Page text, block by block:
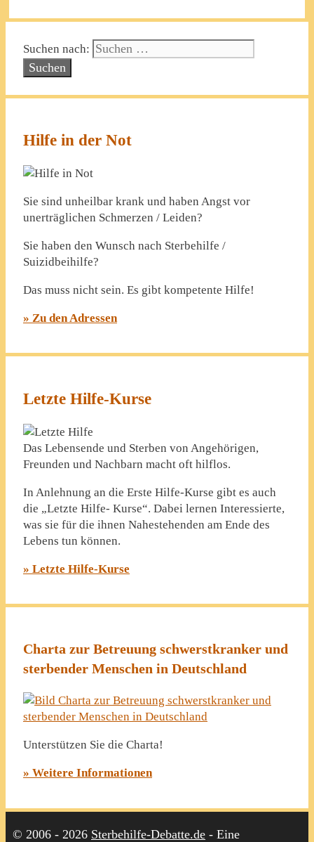
Suchen nach:
Hilfe in der Not
Sie sind unheilbar krank und haben Angst vor
unerträglichen Schmerzen / Leiden?
Sie haben den Wunsch nach Sterbehilfe /
Suizidbeihilfe?
Das muss nicht sein. Es gibt kompetente Hilfe!
» Zu den Adressen
Letzte Hilfe-Kurse
Das Lebensende und Sterben von Angehörigen,
Freunden und Nachbarn macht oft hilflos.
In Anlehnung an die Erste Hilfe-Kurse gibt es auch
die „Letzte Hilfe- Kurse“. Dabei lernen Interessierte,
was sie für die ihnen Nahestehenden am Ende des
Lebens tun können.
» Letzte Hilfe-Kurse
Charta zur Betreuung schwerstkranker und
sterbender Menschen in Deutschland
Unterstützen Sie die Charta!
» Weitere Informationen
© 2006 - 2026 Sterbehilfe-Debatte.de - Eine